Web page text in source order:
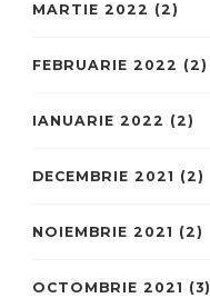
MARTIE 2022 (2)
FEBRUARIE 2022 (2)
IANUARIE 2022 (2)
DECEMBRIE 2021 (2)
NOIEMBRIE 2021 (2)
OCTOMBRIE 2021 (3)